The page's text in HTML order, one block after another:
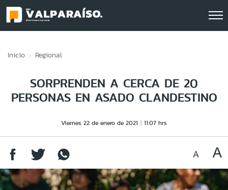
Inicio Regional
SORPRENDEN A CERCA DE 20
PERSONAS EN ASADO CLANDESTINO
Viernes 22 de enero de 2021 11:07 hrs